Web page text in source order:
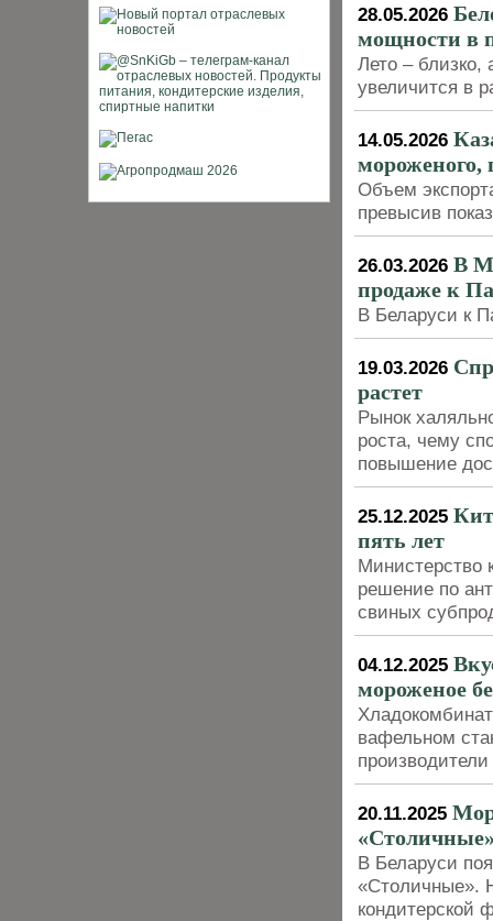
28.05.2026
мощности в
Лето – близко,
увеличится в
14.05.2026
мороженого,
Объем
превысив
26.03.2026 В
продаже к
В Беларуси к
19.03.2026
растет
Рынок
роста, чему
повышение
25.12.2025
пять лет
Министерство
решение по
свиных
04.12.2025
мороженое
вафельном
20.11.2025
В Беларуси
«Столичные».
кондитерской